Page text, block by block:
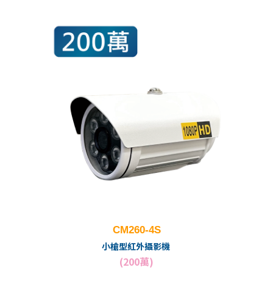
CM260-4S
小槍型紅外攝影機
(200萬)